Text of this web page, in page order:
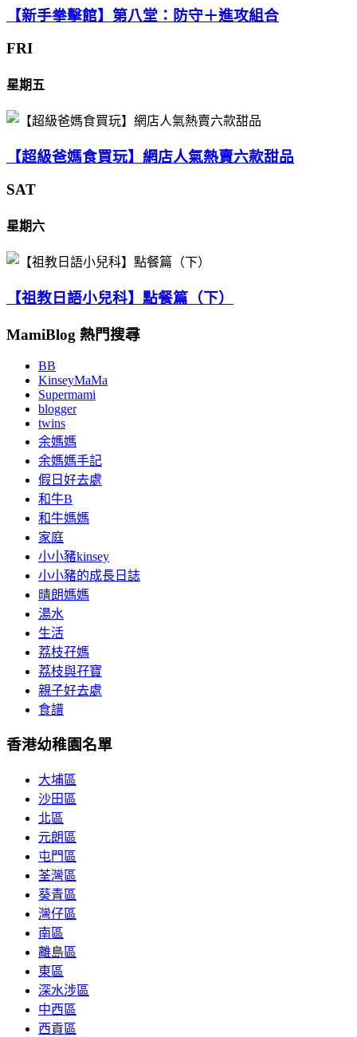
【新手拳擊館】第八堂：防守＋進攻組合
FRI
星期五
【超級爸媽食買玩】網店人氣熱賣六款甜品
SAT
星期六
【祖教日語小兒科】點餐篇（下）
MamiBlog 熱門搜尋
BB
KinseyMaMa
Supermami
blogger
twins
余媽媽
余媽媽手記
假日好去處
和牛B
和牛媽媽
家庭
小小豬kinsey
小小豬的成長日誌
晴朗媽媽
湯水
生活
荔枝孖媽
荔枝與孖寶
親子好去處
食譜
香港幼稚園名單
大埔區
沙田區
北區
元朗區
屯門區
荃灣區
葵青區
灣仔區
南區
離島區
東區
深水涉區
中西區
西貢區